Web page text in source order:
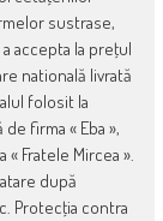
sustrase,
accepta la preţul
natională livrată
folosit la
firma « Eba »,
Fratele Mircea ».
după
Protecţia contra